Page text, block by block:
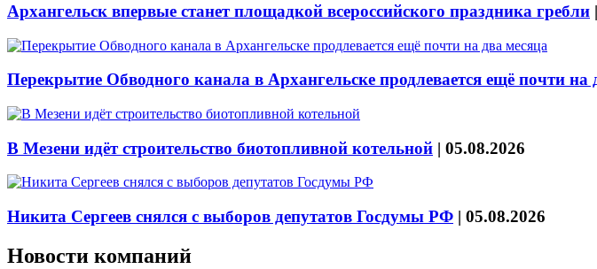
Архангельск впервые станет площадкой всероссийского праздника гребли |
Перекрытие Обводного канала в Архангельске продлевается ещё почти на
В Мезени идёт строительство биотопливной котельной | 05.08.2026
Никита Сергеев снялся с выборов депутатов Госдумы РФ | 05.08.2026
Новости компаний